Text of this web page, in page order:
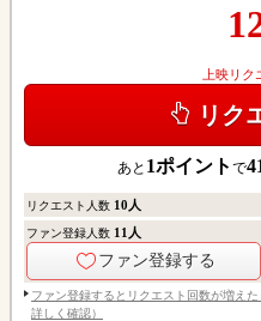
上映リ
リク
あと 1ポイント で
リクエスト人数 10 人
ファン登録人数 11 人
ファン登録する
ファン登録するとリクエスト回数が増え
詳しく確認）